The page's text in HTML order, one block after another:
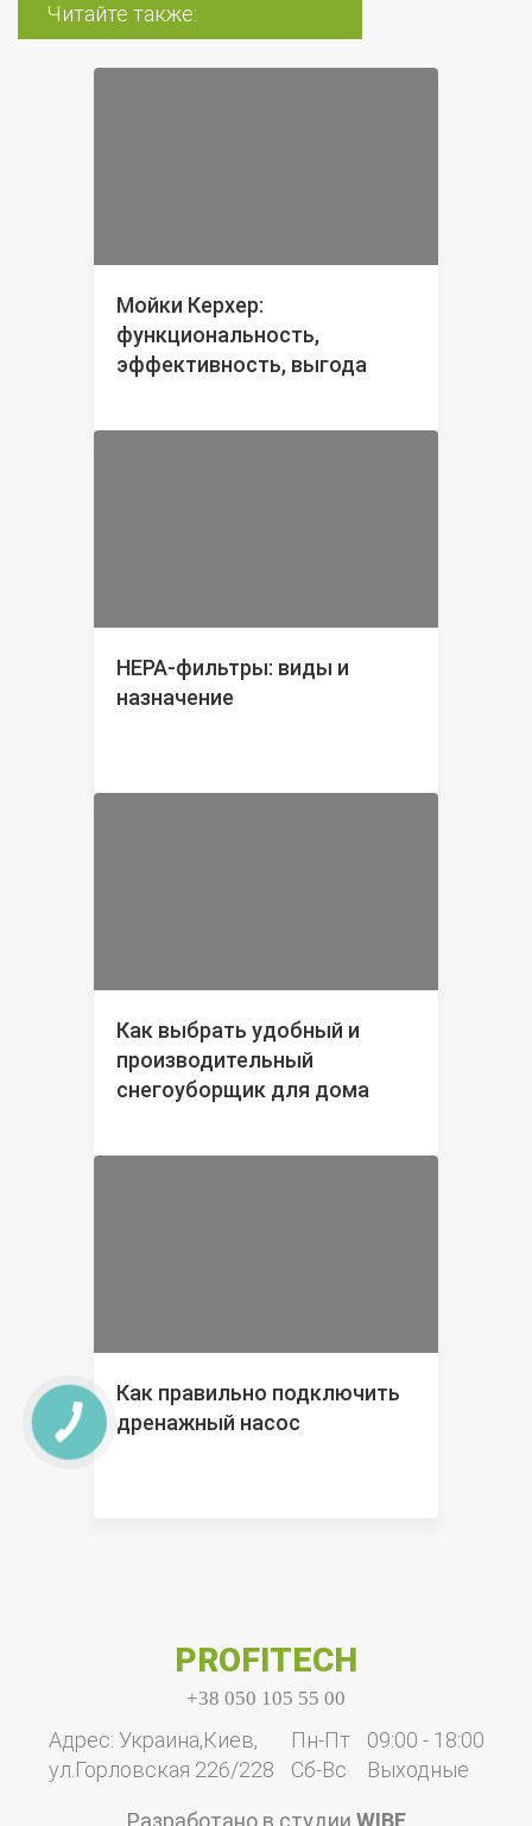
Читайте также:
Мойки Керхер:
функциональность,
эффективность, выгода
НЕРА-фильтры: виды и
назначение
Как выбрать удобный и
производительный
снегоуборщик для дома
Как правильно подключить
дренажный насос
Разработано в студии WIBE
PROFITECH
+38 050 105 55 00
Адрес: Украина,Киев,
ул.Горловская 226/228
Пн-Пт
Cб-Вс
09:00 - 18:00
Выходные